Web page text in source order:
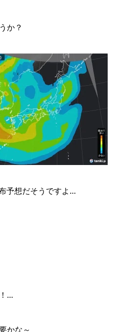
か？
予想だそうですよ…
…
かな～